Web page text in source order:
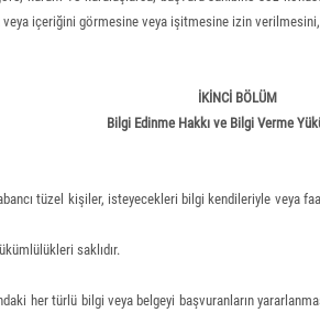
veya içeriğini görmesine veya işitmesine izin verilmesini,
İKİNCİ BÖLÜM
Bilgi Edinme Hakkı ve Bilgi Verme
tüzel kişiler, isteyecekleri bilgi kendileriyle veya
saklıdır.
her türlü bilgi veya belgeyi başvuranların